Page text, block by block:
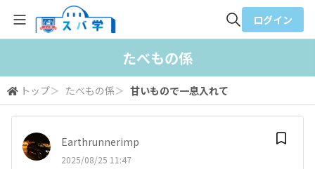
検索
ログイン
たべもの係
トップ＞ たべもの係＞ 甘いもので一息入れて
Earthrunnerimp
2025/08/25 11:47